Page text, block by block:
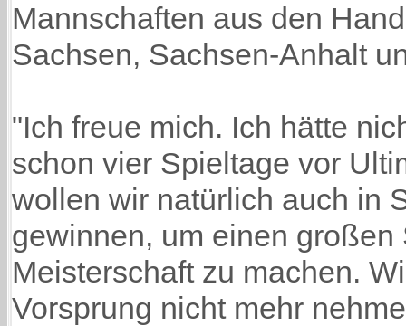
Mannschaften aus den
Sachsen, Sachsen-Anhalt
"Ich freue mich. Ich hätte
schon vier Spieltage vor
wollen wir natürlich auch in
gewinnen, um einen großen
Meisterschaft zu machen.
Vorsprung nicht mehr